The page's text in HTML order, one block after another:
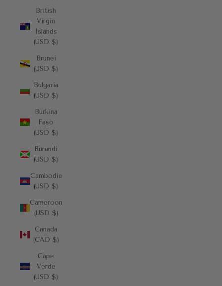
British
Virgin
Islands
(USD $)
Brunei
(USD $)
Bulgaria
(USD $)
Burkina
Faso
(USD $)
Burundi
(USD $)
Cambodia
(USD $)
Cameroon
(USD $)
Canada
(CAD $)
Cape
Verde
(USD $)